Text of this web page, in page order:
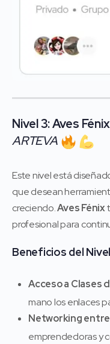
Nivel 3: Aves Fénix
ARTEVA
Este nivel está
que desean
creciendo.Aves Fénix
profesional para
Beneficios del
Acceso a Clases
mano los enlaces
Networking
emprendedoras y